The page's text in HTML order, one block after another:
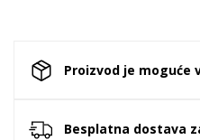
Proizvod je moguće
Besplatna dostava